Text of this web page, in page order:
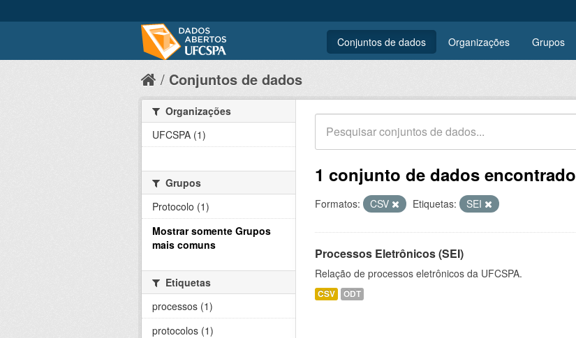
Conjuntos de dados Organizações Grupos
Conjuntos de dados
1 conjunto de dados encontrado
Formatos: CSV Etiquetas: SEI
Processos Eletrônicos (SEI)
Relação de processos eletrônicos da UFCSPA.
CSV ODT
Organizações
UFCSPA (1)
Grupos
Protocolo (1)
Mostrar somente Grupos
mais comuns
Etiquetas
processos (1)
protocolos (1)